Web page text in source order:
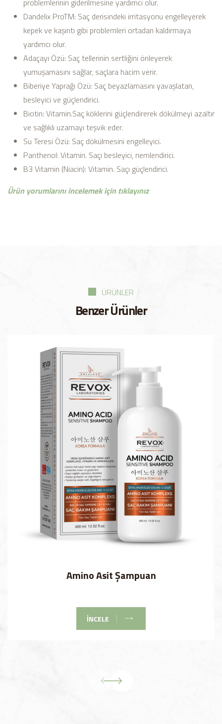
problemlerinin giderilmesine yardımcı olur.
Dandelix ProTM: Saç derisindeki irritasyonu engelleyerek
kepek ve kaşıntı gibi problemleri ortadan kaldırmaya
yardımcı olur.
Adaçayı Özü: Saç tellerinin sertliğini önleyerek
yumuşamasını sağlar, saçlara hacim verir.
Biberiye Yaprağı Özü: Saç beyazlamasını yavaşlatan,
besleyici ve güçlendirici.
Biotin: Vitamin.Saç köklerini güçlendirerek dökülmeyi azaltır
ve sağlıklı uzamayı teşvik eder.
Su Teresi Özü: Saç dökülmesini engelleyici.
Panthenol: Vitamin. Saçı besleyici, nemlendirici.
B3 Vitamin (Niacin): Vitamin. Saçı güçlendirici.
Ürün yorumlarını incelemek için tıklayınız
ÜRÜNLER
Benzer Ürünler
Amino Asit Şampuan
İNCELE